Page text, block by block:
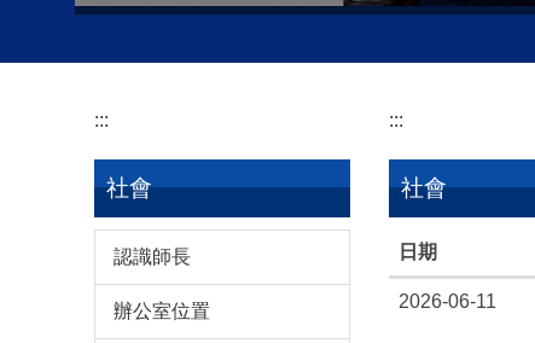
:::
社會
認識師長
辦公室位置
:::
社會
日期
2026-06-11